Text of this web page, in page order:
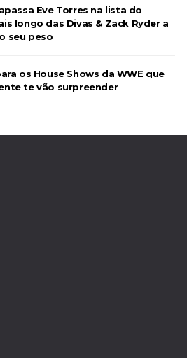
Eve Torres na lista do
longo das Divas & Zack Ryder a
seu peso
os House Shows da WWE que
te vão surpreender